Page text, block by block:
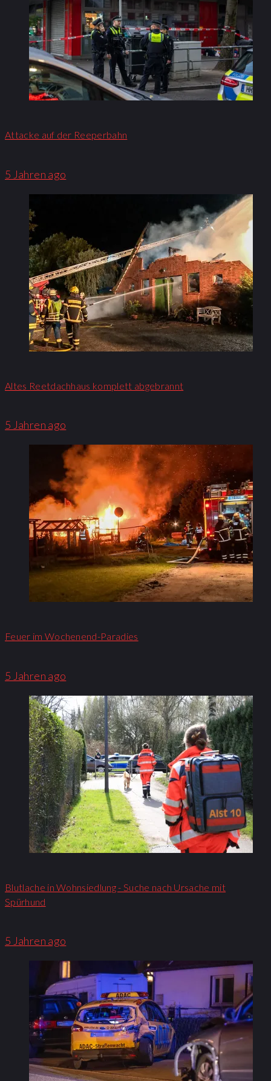
Attacke auf der Reeperbahn
5 Jahren ago
Altes Reetdachhaus komplett abgebrannt
5 Jahren ago
Feuer im Wochenend-Paradies
5 Jahren ago
Blutlache in Wohnsiedlung - Suche nach Ursache mit
Spürhund
5 Jahren ago